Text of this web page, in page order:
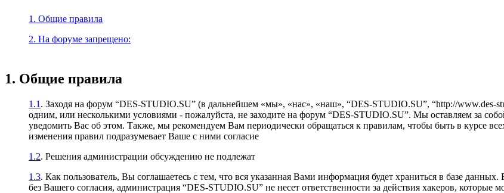
1. Общие правила
2. На форуме запрещено:
1. Общие правила
1.1 . Заходя на форум “DES-STUDIO.SU” (в дальнейшем «мы», «нас», «наш», “DES-STUDIO.SU”, “http://
одним, или несколькими условиями - пожалуйста, не заходите на форум “DES-STUDIO.SU”. Мы оставляем за
уведомить Вас об этом. Также, мы рекомендуем Вам периодически обращаться к правилам, чтобы быть в курсе
изменения правил подразумевает Ваше с ними согласие
1.2. Решения администрации обсуждению не подлежат
1.3. Как пользователь, Вы соглашаетесь с тем, что вся указанная Вами информация будет храниться в базе
без Вашего согласия, администрация “DES-STUDIO.SU” не несет ответственности за действия хакеров, которые